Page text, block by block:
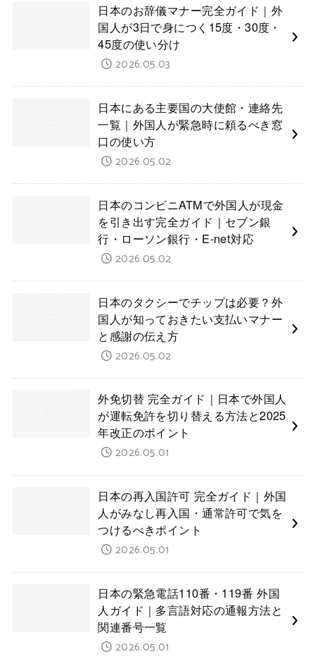
日本のお辞儀マナー完全ガイド｜外
国人が3日で身につく15度・30度・
45度の使い分け
2026.05.03
日本にある主要国の大使館・連絡先
一覧｜外国人が緊急時に頼るべき窓
口の使い方
2026.05.02
日本のコンビニATMで外国人が現金
を引き出す完全ガイド｜セブン銀
行・ローソン銀行・E-net対応
2026.05.02
日本のタクシーでチップは必要？外
国人が知っておきたい支払いマナー
と感謝の伝え方
2026.05.02
外免切替 完全ガイド｜日本で外国人
が運転免許を切り替える方法と2025
年改正のポイント
2026.05.01
日本の再入国許可 完全ガイド｜外国
人がみなし再入国・通常許可で気を
つけるべきポイント
2026.05.01
日本の緊急電話110番・119番 外国
人ガイド｜多言語対応の通報方法と
関連番号一覧
2026.05.01